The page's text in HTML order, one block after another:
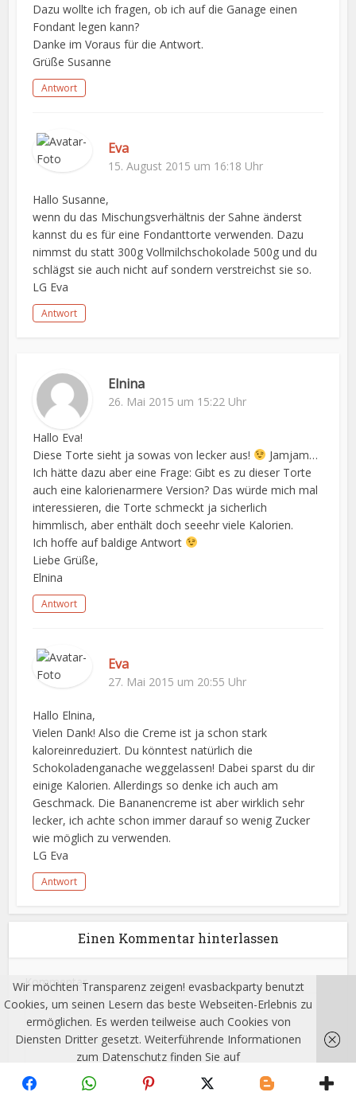
Dazu wollte ich fragen, ob ich auf die Ganage einen
Fondant legen kann?
Danke im Voraus für die Antwort.
Grüße Susanne
Antwort
Eva
15. August 2015 um 16:18 Uhr
Hallo Susanne,
wenn du das Mischungsverhältnis der Sahne änderst
kannst du es für eine Fondanttorte verwenden. Dazu
nimmst du statt 300g Vollmilchschokolade 500g und du
schlägst sie auch nicht auf sondern verstreichst sie so.
LG Eva
Antwort
Elnina
26. Mai 2015 um 15:22 Uhr
Hallo Eva!
Diese Torte sieht ja sowas von lecker aus!
Jamjam…
Ich hätte dazu aber eine Frage: Gibt es zu dieser Torte
auch eine kalorienarmere Version? Das würde mich mal
interessieren, die Torte schmeckt ja sicherlich
himmlisch, aber enthält doch seeehr viele Kalorien.
Ich hoffe auf baldige Antwort
Liebe Grüße,
Elnina
Antwort
Eva
27. Mai 2015 um 20:55 Uhr
Hallo Elnina,
Vielen Dank! Also die Creme ist ja schon stark
kaloreinreduziert. Du könntest natürlich die
Schokoladenganache weggelassen! Dabei sparst du dir
einige Kalorien. Allerdings so denke ich auch am
Geschmack. Die Bananencreme ist aber wirklich sehr
lecker, ich achte schon immer darauf so wenig Zucker
wie möglich zu verwenden.
LG Eva
Antwort
Einen Kommentar hinterlassen
Kommentar
Wir möchten Transparenz zeigen! evasbackparty benutzt
Cookies, um seinen Lesern das beste Webseiten-Erlebnis zu
ermöglichen. Es werden teilweise auch Cookies von
Diensten Dritter gesetzt. Weiterführende Informationen
zum Datenschutz finden Sie auf
http://evasbackparty.de/impressum/
Ich habe
verstanden!